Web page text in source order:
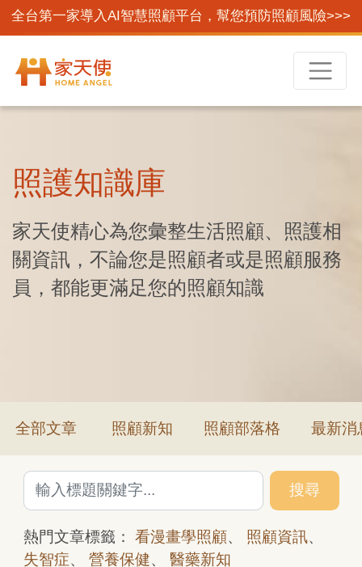
全台第一家導入AI智慧照顧平台，幫您預防照顧風險>>>
照護知識庫
家天使精心為您彙整生活照顧、照護相
關資訊，不論您是照顧者或是照顧服務
員，都能更滿足您的照顧知識
全部文章 照顧新知 照顧部落格 最新消
搜尋
熱門文章標籤： 看漫畫學照顧、 照顧資訊、
失智症、 營養保健、 醫藥新知